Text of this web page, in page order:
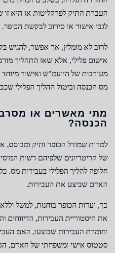
העברת התיק לפרקליטות אז היא זו
לגבי אישור או סירוב לבקשת הכופר.
לרוב לא מומלץ, אך אפשר, להגיש
אישום פלילי, אלא שאז התהליך
מעורבות של היועמ"ש ואישור
מס הכנסה וביטול ההליך הפלילי
מתי מאשרים או
הכנסה?
למרות שמודל הכופר ותיק ומבוסס,
של קריטריונים שלפיהם רשות
חלופה להליך הפלילי בעבירות מס.
האדם שביצע את העבירות.
כך, ועדות הכופר בוחנות, למשל
את היסטוריית העבירות,
וחומרת העבירות שבוצעו, האם
סטטוס אישי ומשפחתי של האדם,